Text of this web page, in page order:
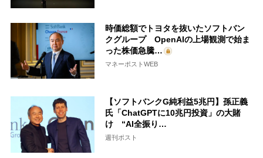
時価総額でトヨタを抜いたソフトバン
クグループ OpenAIの上場観測で始ま
った株価急騰…
マネーポストWEB
【ソフトバンクG純利益5兆円】孫正義
氏「ChatGPTに10兆円投資」の大賭
け “AI全振り…
週刊ポスト